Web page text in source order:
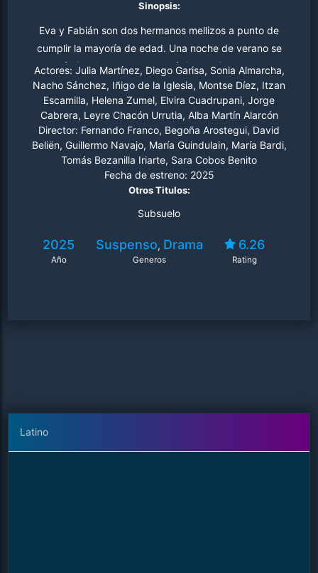
Sinopsis:
Eva y Fabián son dos hermanos mellizos a punto de
cumplir la mayoría de edad. Una noche de verano se
verán involucrados en un trágico accidente. Las
circunstancias concretas son, sin embargo, opacas y tan
sólo parecen conocerlas ambos hermanos y Mabel, su
madre.
Actores: Julia Martínez, Diego Garisa, Sonia Almarcha,
Nacho Sánchez, Iñigo de la Iglesia, Montse Díez, Itzan
Escamilla, Helena Zumel, Elvira Cuadrupani, Jorge
Cabrera, Leyre Chacón Urrutia, Alba Martín Alarcón
Director: Fernando Franco, Begoña Arostegui, David
Beliën, Guillermo Navajo, María Guindulain, María Bardi,
Tomás Bezanilla Iriarte, Sara Cobos Benito
Fecha de estreno: 2025
Otros Titulos:
Subsuelo
2025
Año
Suspenso, Drama
Generos
6.26
Rating
Latino